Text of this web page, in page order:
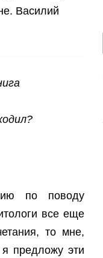
Василий
по поводу
все еще
то мне,
предложу эти